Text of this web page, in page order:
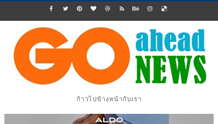
ก้าวไปข้างหน้ากับเรา